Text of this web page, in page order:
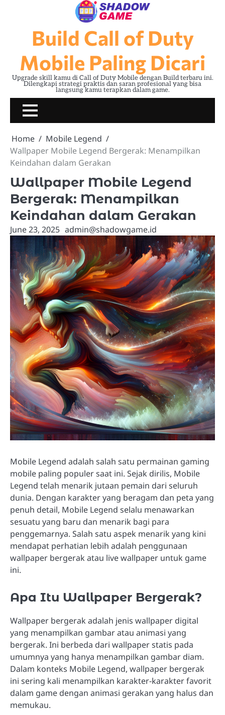
Build Call of Duty
Mobile Paling Dicari
Upgrade skill kamu di Call of Duty Mobile dengan Build terbaru ini.
Dilengkapi strategi praktis dan saran profesional yang bisa
langsung kamu terapkan dalam game.
Home
Mobile Legend
Wallpaper Mobile Legend Bergerak: Menampilkan
Keindahan dalam Gerakan
Wallpaper Mobile Legend
Bergerak: Menampilkan
Keindahan dalam Gerakan
June 23, 2025 admin@shadowgame.id
Mobile Legend adalah salah satu permainan gaming
mobile paling populer saat ini. Sejak dirilis, Mobile
Legend telah menarik jutaan pemain dari seluruh
dunia. Dengan karakter yang beragam dan peta yang
penuh detail, Mobile Legend selalu menawarkan
sesuatu yang baru dan menarik bagi para
penggemarnya. Salah satu aspek menarik yang kini
mendapat perhatian lebih adalah penggunaan
wallpaper bergerak atau live wallpaper untuk game
ini.
Apa Itu Wallpaper Bergerak?
Wallpaper bergerak adalah jenis wallpaper digital
yang menampilkan gambar atau animasi yang
bergerak. Ini berbeda dari wallpaper statis pada
umumnya yang hanya menampilkan gambar diam.
Dalam konteks Mobile Legend, wallpaper bergerak
ini sering kali menampilkan karakter-karakter favorit
dalam game dengan animasi gerakan yang halus dan
memukau.